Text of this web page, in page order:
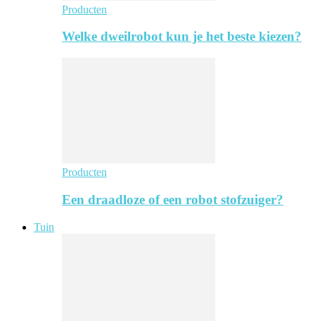
Producten
Welke dweilrobot kun je het beste kiezen?
Producten
Een draadloze of een robot stofzuiger?
Tuin